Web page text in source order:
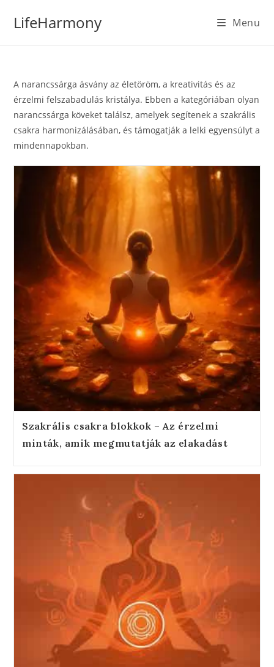
LifeHarmony Menu
A narancssárga ásvány az életöröm, a kreativitás és az
érzelmi felszabadulás kristálya. Ebben a kategóriában olyan
narancssárga köveket találsz, amelyek segítenek a szakrális
csakra harmonizálásában, és támogatják a lelki egyensúlyt a
mindennapokban.
Szakrális csakra blokkok – Az érzelmi
minták, amik megmutatják az elakadást